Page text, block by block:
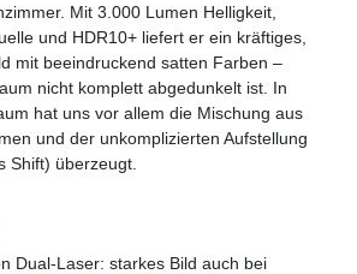
Mit 3.000 Lumen Helligkeit,
und HDR10+ liefert er ein kräftiges,
mit beeindruckend satten Farben –
nicht komplett abgedunkelt ist. In
hat uns vor allem die Mischung aus
und der unkomplizierten Aufstellung
Shift) überzeugt.
Dual-Laser: starkes Bild auch bei